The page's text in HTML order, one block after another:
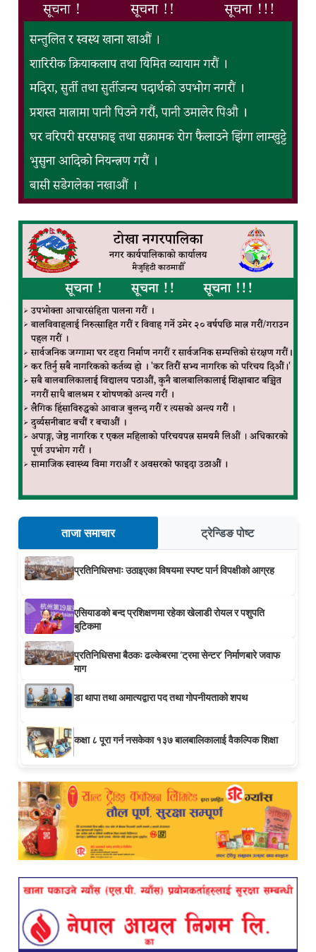
ताजा समाचार ट्रेन्डिङ पोष्ट
प्रतिनिधिसभाः उठाइएका विषयमा स्पष्ट पार्न विपक्षीको आग्रह
एसियाडको बन्द प्रशिक्षणमा रहेका खेलाडी रोयल र पशुपति
बुटिकमा
प्रतिनिधिसभा बैठकः ढल्केबरमा ‘ट्रमा सेन्टर’ निर्माणबारे जवाफ
माग
डा थापा तथा अमात्यद्वारा पद तथा गोपनीयताको शपथ
कक्षा ८ पूरा गर्न नसकेका १३७ बालबालिकालाई वैकल्पिक शिक्षा